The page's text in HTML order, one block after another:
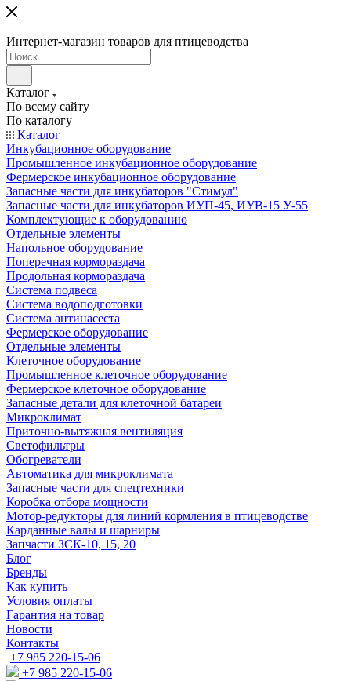
Интернет-магазин товаров для птицеводства
Каталог
По всему сайту
По каталогу
Каталог
Инкубационное оборудование
Промышленное инкубационное оборудование
Фермерское инкубационное оборудование
Запасные части для инкубаторов "Стимул"
Запасные части для инкубаторов ИУП-45, ИУВ-15 У-55
Комплектующие к оборудованию
Отдельные элементы
Напольное оборудование
Поперечная кормораздача
Продольная кормораздача
Система подвеса
Система водоподготовки
Система антинасеста
Фермерское оборудование
Отдельные элементы
Клеточное оборудование
Промышленное клеточное оборудование
Фермерское клеточное оборудование
Запасные детали для клеточной батареи
Микроклимат
Приточно-вытяжная вентиляция
Светофильтры
Обогреватели
Автоматика для микроклимата
Запасные части для спецтехники
Коробка отбора мощности
Мотор-редукторы для линий кормления в птицеводстве
Карданные валы и шарниры
Запчасти ЗСК-10, 15, 20
Блог
Бренды
Как купить
Условия оплаты
Гарантия на товар
Новости
Контакты
+7 985 220-15-06
+7 985 220-15-06